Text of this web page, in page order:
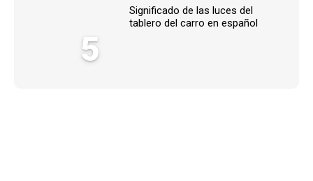
5
Significado de las luces del
tablero del carro en español